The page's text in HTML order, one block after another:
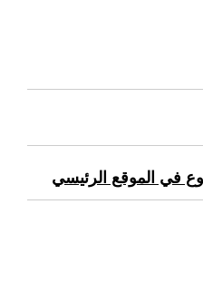
في الموقع الرئيسي